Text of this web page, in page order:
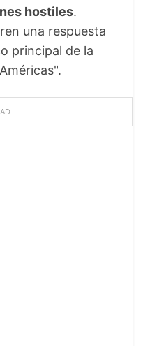
hostiles.
una respuesta
principal de la